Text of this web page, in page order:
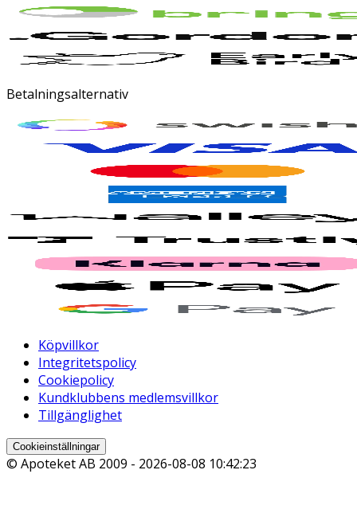
Betalningsalternativ
Köpvillkor
Integritetspolicy
Cookiepolicy
Kundklubbens medlemsvillkor
Tillgänglighet
Cookieinställningar
© Apoteket AB 2009 - 2026-08-08 10:42:23